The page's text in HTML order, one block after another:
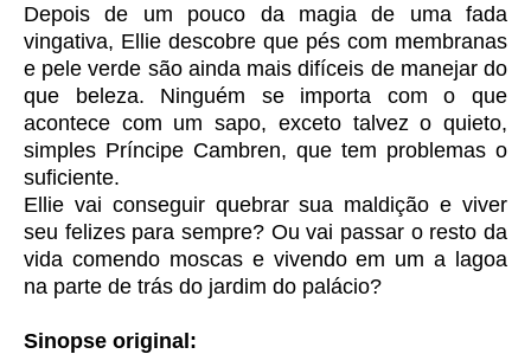
Depois de um pouco da magia de uma fada
vingativa, Ellie descobre que pés com membranas
e pele verde são ainda mais difíceis de manejar do
que beleza. Ninguém se importa com o que
acontece com um sapo, exceto talvez o quieto,
simples Príncipe Cambren, que tem problemas o
suficiente.
Ellie vai conseguir quebrar sua maldição e viver
seu felizes para sempre? Ou vai passar o resto da
vida comendo moscas e vivendo em um a lagoa
na parte de trás do jardim do palácio?
Sinopse original: